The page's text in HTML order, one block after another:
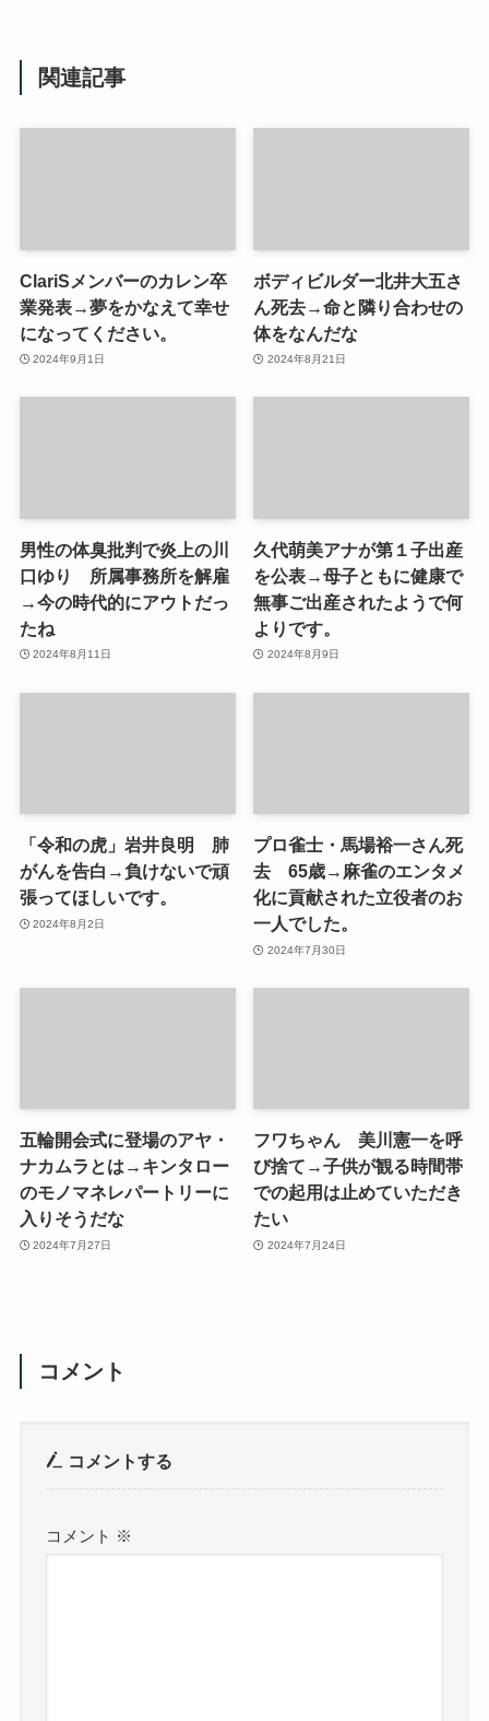
関連記事
ClariSメンバーのカレン卒
業発表→夢をかなえて幸せ
になってください。
2024年9月1日
ボディビルダー北井大五さ
ん死去→命と隣り合わせの
体をなんだな
2024年8月21日
男性の体臭批判で炎上の川
口ゆり 所属事務所を解雇
→今の時代的にアウトだっ
たね
2024年8月11日
久代萌美アナが第１子出産
を公表→母子ともに健康で
無事ご出産されたようで何
よりです。
2024年8月9日
「令和の虎」岩井良明 肺
がんを告白→負けないで頑
張ってほしいです。
2024年8月2日
プロ雀士・馬場裕一さん死
去 65歳→麻雀のエンタメ
化に貢献された立役者のお
一人でした。
2024年7月30日
五輪開会式に登場のアヤ・
ナカムラとは→キンタロー
のモノマネレパートリーに
入りそうだな
2024年7月27日
フワちゃん 美川憲一を呼
び捨て→子供が観る時間帯
での起用は止めていただき
たい
2024年7月24日
コメント
コメントする
コメント ※